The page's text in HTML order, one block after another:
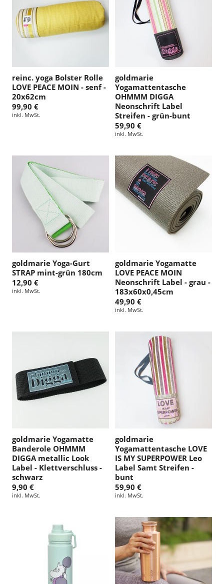
reinc. yoga Bolster Rolle
LOVE PEACE MOIN - senf -
20x62cm
99,90 €
inkl. MwSt.
goldmarie
Yogamattentasche
OHMMM DIGGA
Neonschrift Label
Streifen - grün-bunt
59,90 €
inkl. MwSt.
goldmarie Yoga-Gurt
STRAP mint-grün 180cm
12,90 €
inkl. MwSt.
goldmarie Yogamatte
LOVE PEACE MOIN
Neonschrift Label - grau -
183x60x0,45cm
49,90 €
inkl. MwSt.
goldmarie Yogamatte
Banderole OHMMM
DIGGA metallic Look
Label - Klettverschluss -
schwarz
9,90 €
inkl. MwSt.
goldmarie
Yogamattentasche LOVE
IS MY SUPERPOWER Leo
Label Samt Streifen -
bunt
59,90 €
inkl. MwSt.